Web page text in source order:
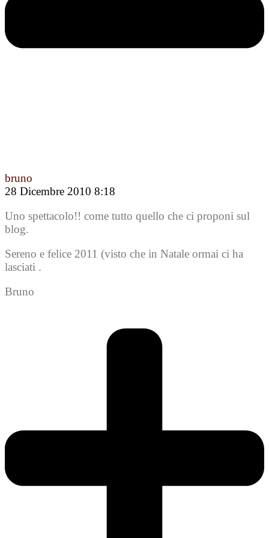
bruno
28 Dicembre 2010 8:18
Uno spettacolo!! come tutto quello che ci proponi sul
blog.
Sereno e felice 2011 (visto che in Natale ormai ci ha
lasciati .
Bruno